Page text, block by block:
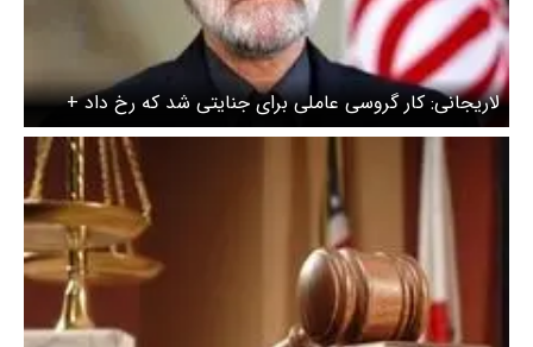
لاریجانی: کار گروسی عاملی برای جنایتی شد که رخ داد +
ویدئو